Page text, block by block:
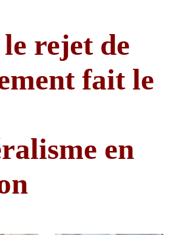
rejet de
fait le
en